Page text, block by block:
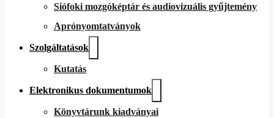
Siófoki mozgóképtár és audiovizuális gyűjtemény
Aprónyomtatványok
Szolgáltatások
Kutatás
Elektronikus dokumentumok
Könyvtárunk kiadványai